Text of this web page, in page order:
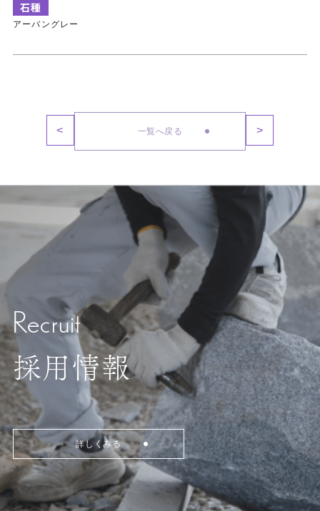
石種
アーバングレー
< 一覧へ戻る >
Recruit
採用情報
詳しくみる